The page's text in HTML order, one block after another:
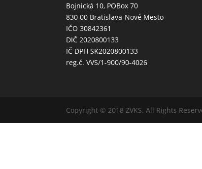
Bojnická 10, POBox 70
830 00 Bratislava-Nové Mesto
IČO 30842361
DIČ 2020800133
IČ DPH SK2020800133
reg.č. VVS/1-900/90-4026
Copyright © 2018 ZVKS. All Rights